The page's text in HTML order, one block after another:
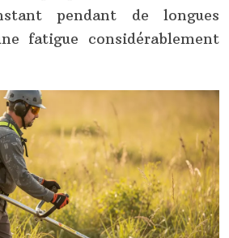
pendant de longues
fatigue considérablement